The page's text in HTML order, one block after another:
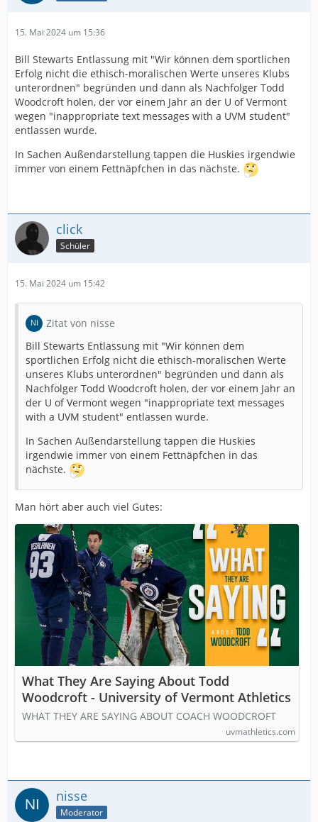
15. Mai 2024 um 15:36
Bill Stewarts Entlassung mit "Wir können dem sportlichen
Erfolg nicht die ethisch-moralischen Werte unseres Klubs
unterordnen" begründen und dann als Nachfolger Todd
Woodcroft holen, der vor einem Jahr an der U of Vermont
wegen "inappropriate text messages with a UVM student"
entlassen wurde.
In Sachen Außendarstellung tappen die Huskies irgendwie
immer von einem Fettnäpfchen in das nächste.
click
Schüler
15. Mai 2024 um 15:42
Zitat von nisse
Bill Stewarts Entlassung mit "Wir können dem
sportlichen Erfolg nicht die ethisch-moralischen Werte
unseres Klubs unterordnen" begründen und dann als
Nachfolger Todd Woodcroft holen, der vor einem Jahr an
der U of Vermont wegen "inappropriate text messages
with a UVM student" entlassen wurde.
In Sachen Außendarstellung tappen die Huskies
irgendwie immer von einem Fettnäpfchen in das
nächste.
Man hört aber auch viel Gutes:
What They Are Saying About Todd
Woodcroft - University of Vermont Athletics
WHAT THEY ARE SAYING ABOUT COACH WOODCROFT
uvmathletics.com
nisse
Moderator